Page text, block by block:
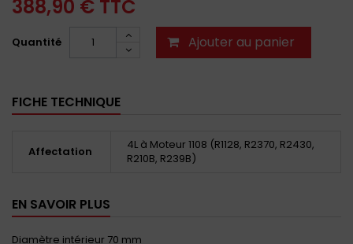
388,90 € TTC
Quantité Ajouter au panier
FICHE TECHNIQUE
Affectation
4L à Moteur 1108 (R1128, R2370, R2430,
R210B, R239B)
EN SAVOIR PLUS
Diamètre intérieur 70 mm